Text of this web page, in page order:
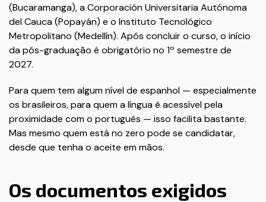
(Bucaramanga), a Corporación Universitaria Autónoma
del Cauca (Popayán) e o Instituto Tecnológico
Metropolitano (Medellín). Após concluir o curso, o início
da pós-graduação é obrigatório no 1º semestre de
2027.
Para quem tem algum nível de espanhol — especialmente
os brasileiros, para quem a língua é acessível pela
proximidade com o português — isso facilita bastante.
Mas mesmo quem está no zero pode se candidatar,
desde que tenha o aceite em mãos.
Os documentos exigidos